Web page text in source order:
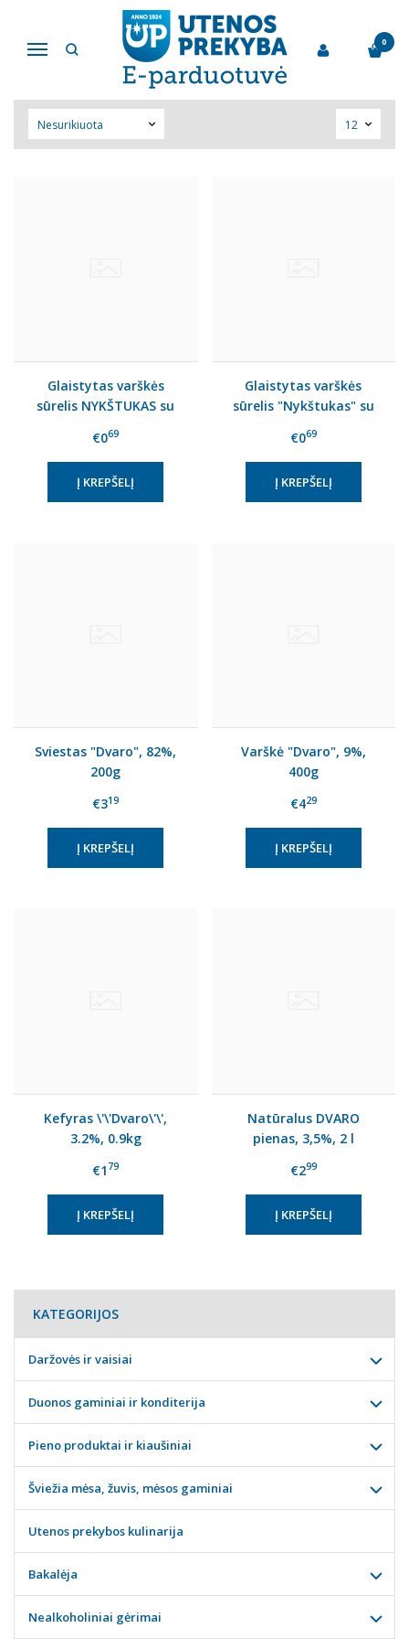
Navigacija
0
AB "PIENO ŽVAIGŽDĖS"
Pirkite pagal gamintoją AB "Pieno žvaigždės"
Glaistytas varškės
sūrelis NYKŠTUKAS su
€069
Glaistytas varškės
sūrelis "Nykštukas" su
€069
Sviestas "Dvaro", 82%,
200g
€319
Varškė "Dvaro", 9%,
400g
€429
Kefyras \'\'Dvaro\'\',
3.2%, 0.9kg
€1 79
Natūralus DVARO
pienas, 3,5%, 2 l
€299
KATEGORIJOS
Daržovės ir vaisiai
Duonos gaminiai ir konditerija
Pieno produktai ir kiaušiniai
Šviežia mėsa, žuvis, mėsos gaminiai
Utenos prekybos kulinarija
Bakalėja
Nealkoholiniai gėrimai